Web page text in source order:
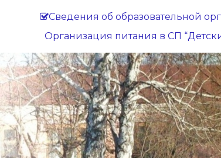
Сведения об образовательной
Организация питания в СП